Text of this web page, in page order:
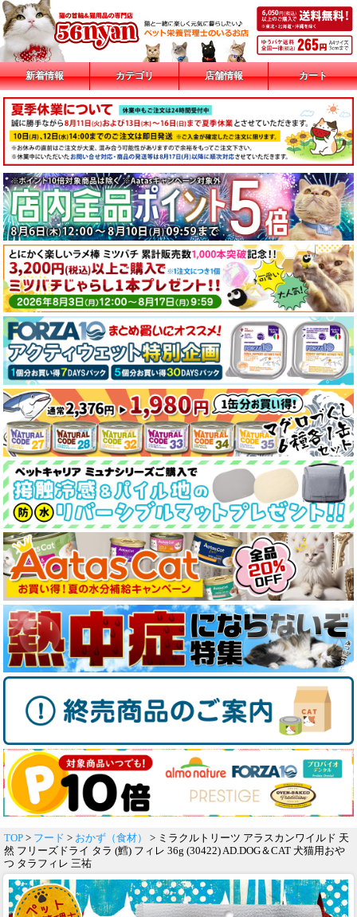
新着情報 カテゴリ 店舗情報 カート
TOP > フード > おかず（食材）
> ミラクルトリーツ アラスカンワイルド 天
然 フリーズドライ タラ (鱈) フィレ 36g (30422) AD.DOG＆CAT 犬猫用おや
つ タラフィレ 三祐